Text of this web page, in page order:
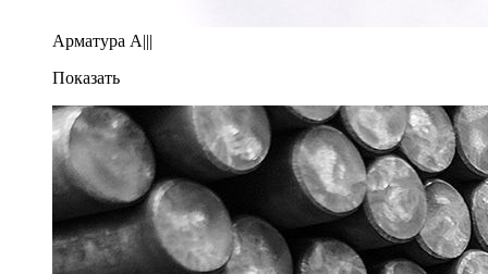
Арматура A|||
Показать